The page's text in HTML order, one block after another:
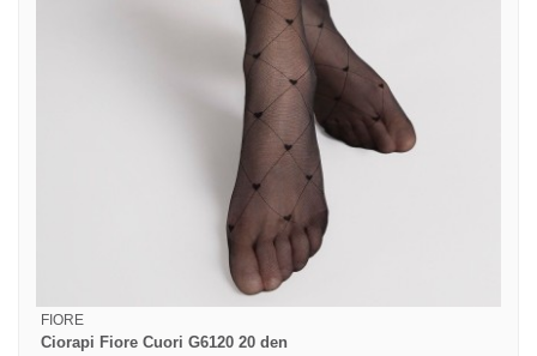
FIORE
Ciorapi Fiore Cuori G6120 20 den